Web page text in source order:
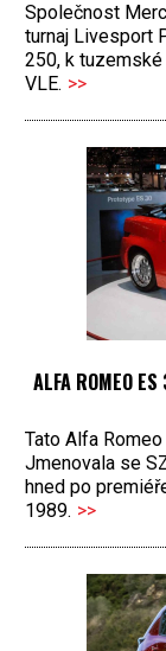
Společnost
turnaj Livesport
250, k
VLE. >>
ALFA ROMEO
Tato Alfa
Jmenovala se
hned po
1989. >>